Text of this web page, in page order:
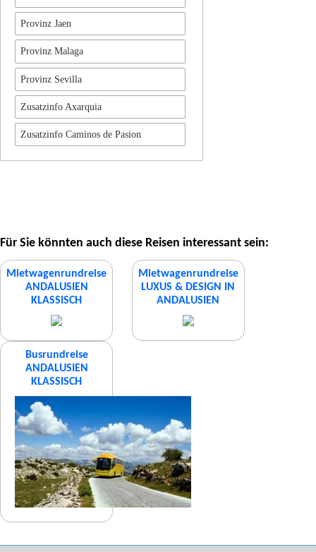
Provinz Jaen
Provinz Malaga
Provinz Sevilla
Zusatzinfo Axarquia
Zusatzinfo Caminos de Pasion
Für Sie könnten auch diese Reisen interessant sein:
Mietwagenrundreise
ANDALUSIEN
KLASSISCH
Mietwagenrundreise
LUXUS & DESIGN IN
ANDALUSIEN
Busrundreise
ANDALUSIEN
KLASSISCH